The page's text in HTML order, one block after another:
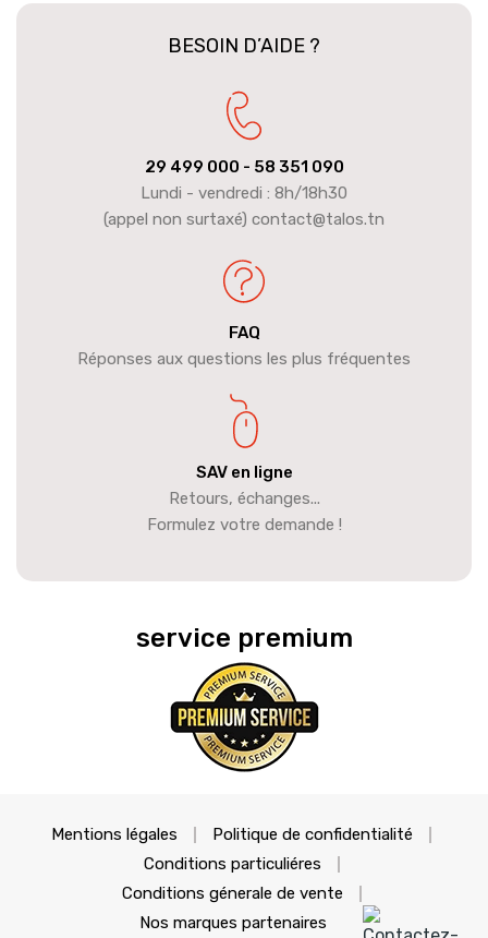
BESOIN D’AIDE ?
29 499 000 - 58 351 090
Lundi - vendredi : 8h/18h30
(appel non surtaxé) contact@talos.tn
FAQ
Réponses aux questions les plus fréquentes
SAV en ligne
Retours, échanges...
Formulez votre demande !
service premium
Mentions légales
Politique de confidentialité
Conditions particuliéres
Conditions génerale de vente
Nos marques partenaires